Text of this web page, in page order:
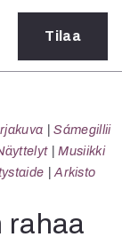
Tilaa
Sámegillii
Musiikki
Arkisto
rahaa